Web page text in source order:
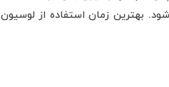
بهترین زمان استفاده از لوسیون